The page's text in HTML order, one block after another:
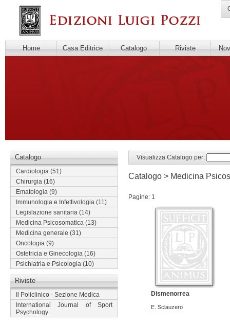
Home Casa Editrice Catalogo Riviste
Catalogo
Cardiologia (51)
Chirurgia (16)
Ematologia (9)
Immunologia e Infettivologia (11)
Legislazione sanitaria (14)
Medicina Psicosomatica (13)
Medicina generale (31)
Oncologia (9)
Ostetricia e Ginecologia (16)
Psichiatria e Psicologia (10)
Riviste
Il Policlinico - Sezione Medica
International Journal of Sport
Psychology
Visualizza Catalogo per:
Catalogo > Medicina
Pagine: 1
Dismenorrea
E. Sclauzero